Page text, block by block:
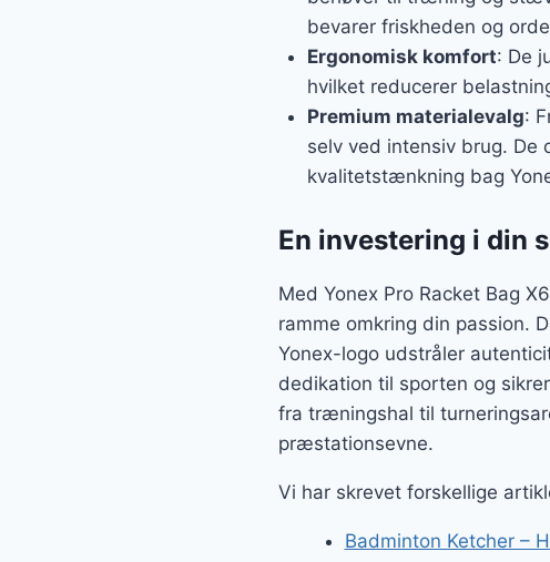
bevarer friskheden og
Ergonomisk komfort: De
hvilket reducerer
Premium materialevalg:
selv ved intensiv brug.
kvalitetstænkning bag
En investering i din
Med Yonex Pro Racket Bag
ramme omkring din passion.
Yonex-logo udstråler
dedikation til sporten og
fra træningshal til
præstationsevne.
Vi har skrevet forskellige
Badminton Ketcher –